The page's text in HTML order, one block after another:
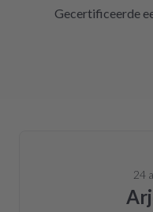
Gecertificeerde
24